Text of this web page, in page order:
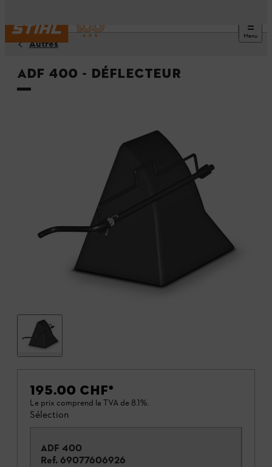
Menu
Autres
ADF 400 - Déflecteur
195.00 CHF*
Le prix comprend la TVA de 8.1%.
Sélection
ADF 400
Ref. 69077606926